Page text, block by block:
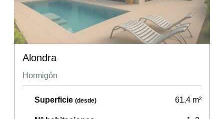
Alondra
Hormigón
Superficie (desde) 61,4 m²